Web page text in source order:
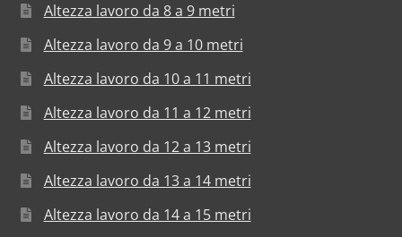
Altezza lavoro da 8 a 9 metri
Altezza lavoro da 9 a 10 metri
Altezza lavoro da 10 a 11 metri
Altezza lavoro da 11 a 12 metri
Altezza lavoro da 12 a 13 metri
Altezza lavoro da 13 a 14 metri
Altezza lavoro da 14 a 15 metri